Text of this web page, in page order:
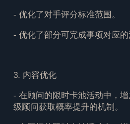
- 优化了对手评分标准范围。
- 优化了部分可完成事项对应的
3. 内容优化
- 在顾问的限时卡池活动中，
级顾问获取概率提升的机制。